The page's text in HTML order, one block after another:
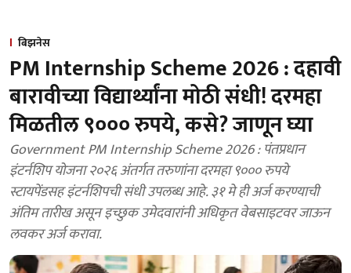
बिझनेस
PM Internship Scheme 2026 : दहावी
बारावीच्या विद्यार्थ्यांना मोठी संधी! दरमहा
मिळतील ९००० रुपये, कसे? जाणून घ्या
Government PM Internship Scheme 2026 : पंतप्रधान
इंटर्नशिप योजना २०२६ अंतर्गत तरुणांना दरमहा ९००० रुपये
स्टायपेंडसह इंटर्नशिपची संधी उपलब्ध आहे. ३१ मे ही अर्ज करण्याची
अंतिम तारीख असून इच्छुक उमेदवारांनी अधिकृत वेबसाइटवर जाऊन
लवकर अर्ज करावा.